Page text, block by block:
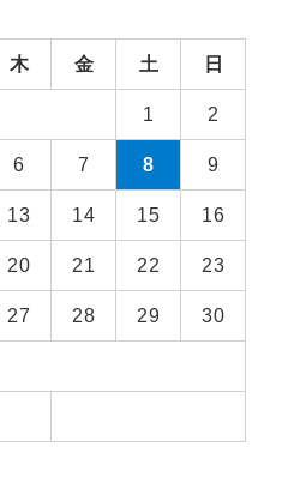
木 金 土 日
1 2
6 7 8 9
13 14 15 16
20 21 22 23
27 28 29 30